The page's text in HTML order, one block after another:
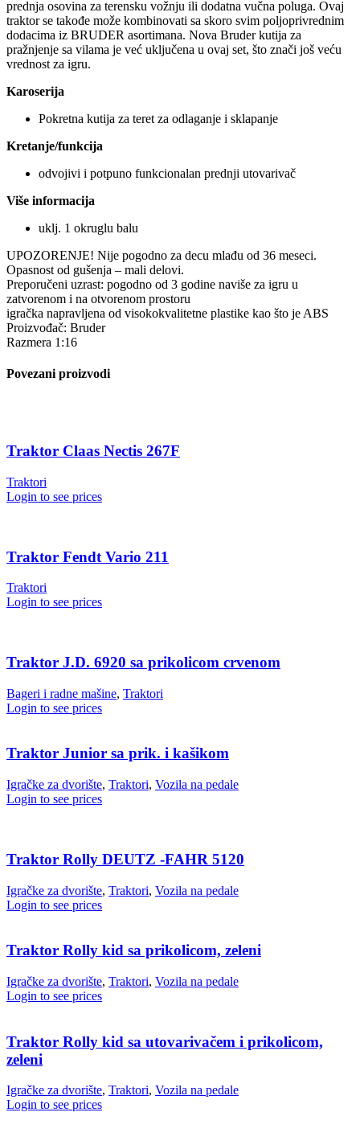
prednja osovina za terensku vožnju ili dodatna vučna poluga. Ovaj
traktor se takođe može kombinovati sa skoro svim poljoprivrednim
dodacima iz BRUDER asortimana. Nova Bruder kutija za
pražnjenje sa vilama je već uključena u ovaj set, što znači još veću
vrednost za igru.
Karoserija
Pokretna kutija za teret za odlaganje i sklapanje
Kretanje/funkcija
odvojivi i potpuno funkcionalan prednji utovarivač
Više informacija
uklj. 1 okruglu balu
UPOZORENJE! Nije pogodno za decu mlađu od 36 meseci.
Opasnost od gušenja – mali delovi.
Preporučeni uzrast: pogodno od 3 godine naviše za igru u
zatvorenom i na otvorenom prostoru
igračka napravljena od visokokvalitetne plastike kao što je ABS
Proizvođač: Bruder
Razmera 1:16
Povezani proizvodi
Traktor Claas Nectis 267F
Traktori
Login to see prices
Traktor Fendt Vario 211
Traktori
Login to see prices
Traktor J.D. 6920 sa prikolicom crvenom
Bageri i radne mašine, Traktori
Login to see prices
Traktor Junior sa prik. i kašikom
Igračke za dvorište, Traktori, Vozila na pedale
Login to see prices
Traktor Rolly DEUTZ -FAHR 5120
Igračke za dvorište, Traktori, Vozila na pedale
Login to see prices
Traktor Rolly kid sa prikolicom, zeleni
Igračke za dvorište, Traktori, Vozila na pedale
Login to see prices
Traktor Rolly kid sa utovarivačem i prikolicom,
zeleni
Igračke za dvorište, Traktori, Vozila na pedale
Login to see prices